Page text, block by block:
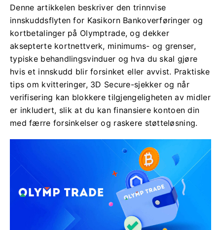
Denne artikkelen beskriver den trinnvise
innskuddsflyten for Kasikorn Bankoverføringer og
kortbetalinger på Olymptrade, og dekker
aksepterte kortnettverk, minimums- og grenser,
typiske behandlingsvinduer og hva du skal gjøre
hvis et innskudd blir forsinket eller avvist. Praktiske
tips om kvitteringer, 3D Secure-sjekker og når
verifisering kan blokkere tilgjengeligheten av midler
er inkludert, slik at du kan finansiere kontoen din
med færre forsinkelser og raskere støtteløsning.